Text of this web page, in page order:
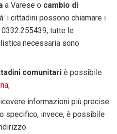
a Varese o cambio di
i cittadini possono chiamare i
tutte le
necessaria sono
comunitariè possibile
;
informazioni più precise
specifico, invece, è possibile